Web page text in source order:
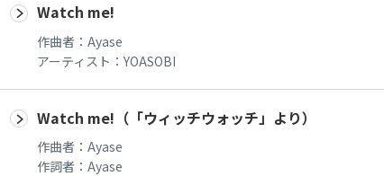
Watch me!
作曲者： Ayase
アーティスト： YOASOBI
Watch me!（「ウィッチウォッチ」より）
作曲者： Ayase
作詞者： Ayase